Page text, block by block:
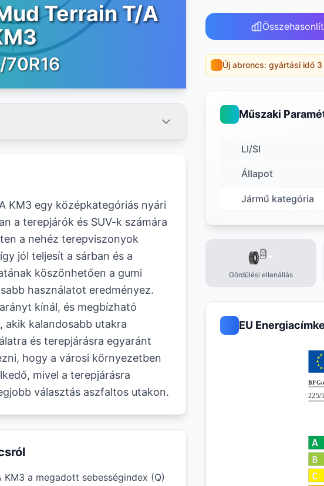
Terrain T/A
KM3 egy középkategóriás nyári
a terepjárók és SUV-k számára
a nehéz terepviszonyok
jól teljesít a sárban és a
köszönhetően a gumi
használatot eredményez.
kínál, és megbízható
akik kalandosabb utakra
és terepjárásra egyaránt
hogy a városi környezetben
mivel a terepjárásra
választás aszfaltos utakon.
a megadott sebességindex (Q)
Új abroncs: gyártási idő
Műszaki
LI/SI
Állapot
Jármű kategória
-
Gördülési ellenállás
EU Energiacímke